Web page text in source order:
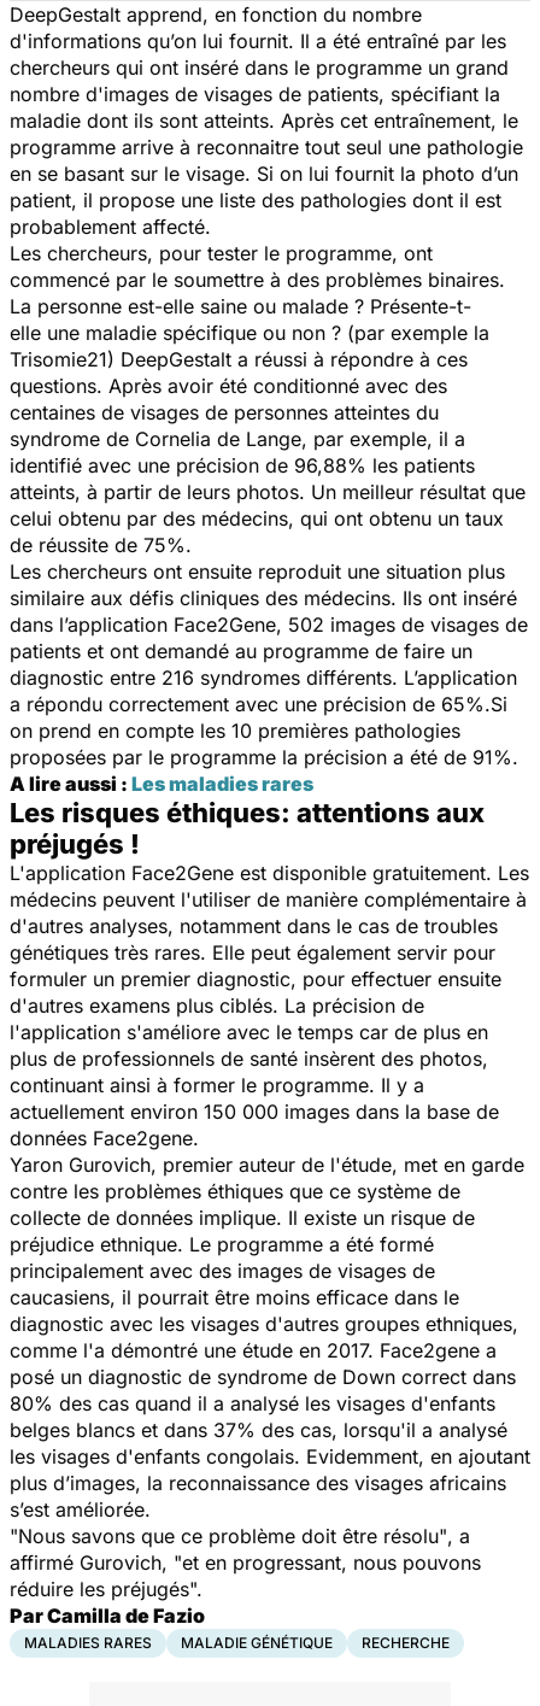
DeepGestalt apprend, en fonction du nombre
d'informations qu’on lui fournit. Il a été entraîné par les
chercheurs qui ont inséré dans le programme un grand
nombre d'images de visages de patients, spécifiant la
maladie dont ils sont atteints. Après cet entraînement, le
programme arrive à reconnaitre tout seul une pathologie
en se basant sur le visage. Si on lui fournit la photo d’un
patient, il propose une liste des pathologies dont il est
probablement affecté.
Les chercheurs, pour tester le programme, ont
commencé par le soumettre à des problèmes binaires.
La personne est-elle saine ou malade ? Présente-t-
elle une maladie spécifique ou non ? (par exemple la
Trisomie21) DeepGestalt a réussi à répondre à ces
questions. Après avoir été conditionné avec des
centaines de visages de personnes atteintes du
syndrome de Cornelia de Lange, par exemple, il a
identifié avec une précision de 96,88% les patients
atteints, à partir de leurs photos. Un meilleur résultat que
celui obtenu par des médecins, qui ont obtenu un taux
de réussite de 75%.
Les chercheurs ont ensuite reproduit une situation plus
similaire aux défis cliniques des médecins. Ils ont inséré
dans l’application Face2Gene, 502 images de visages de
patients et ont demandé au programme de faire un
diagnostic entre 216 syndromes différents. L’application
a répondu correctement avec une précision de 65%.Si
on prend en compte les 10 premières pathologies
proposées par le programme la précision a été de 91%.
A lire aussi : Les maladies rares
Les risques éthiques: attentions aux
préjugés !
L'application Face2Gene est disponible gratuitement. Les
médecins peuvent l'utiliser de manière complémentaire à
d'autres analyses, notamment dans le cas de troubles
génétiques très rares. Elle peut également servir pour
formuler un premier diagnostic, pour effectuer ensuite
d'autres examens plus ciblés. La précision de
l'application s'améliore avec le temps car de plus en
plus de professionnels de santé insèrent des photos,
continuant ainsi à former le programme. Il y a
actuellement environ 150 000 images dans la base de
données Face2gene.
Yaron Gurovich, premier auteur de l'étude, met en garde
contre les problèmes éthiques que ce système de
collecte de données implique. Il existe un risque de
préjudice ethnique. Le programme a été formé
principalement avec des images de visages de
caucasiens, il pourrait être moins efficace dans le
diagnostic avec les visages d'autres groupes ethniques,
comme l'a démontré une étude en 2017. Face2gene a
posé un diagnostic de syndrome de Down correct dans
80% des cas quand il a analysé les visages d'enfants
belges blancs et dans 37% des cas, lorsqu'il a analysé
les visages d'enfants congolais. Evidemment, en ajoutant
plus d’images, la reconnaissance des visages africains
s’est améliorée.
"Nous savons que ce problème doit être résolu", a
affirmé Gurovich, "et en progressant, nous pouvons
réduire les préjugés".
Par Camilla de Fazio
MALADIES RARES MALADIE GÉNÉTIQUE RECHERCHE